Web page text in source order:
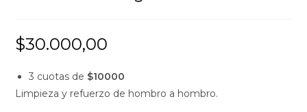
$30.000,00
3 cuotas de $10000
Limpieza y refuerzo de hombro a hombro.